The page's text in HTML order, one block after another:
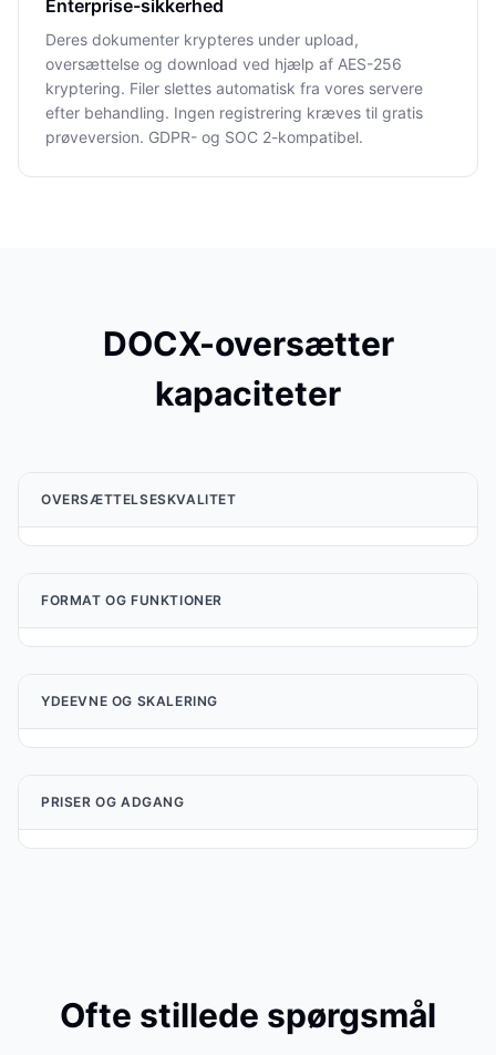
Enterprise-sikkerhed
Deres dokumenter krypteres under upload,
oversættelse og download ved hjælp af AES-256
kryptering. Filer slettes automatisk fra vores servere
efter behandling. Ingen registrering kræves til gratis
prøveversion. GDPR- og SOC 2-kompatibel.
DOCX-oversætter
kapaciteter
OVERSÆTTELSESKVALITET
FORMAT OG FUNKTIONER
YDEEVNE OG SKALERING
PRISER OG ADGANG
Ofte stillede spørgsmål